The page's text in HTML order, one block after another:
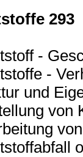
293
-
-
und
von